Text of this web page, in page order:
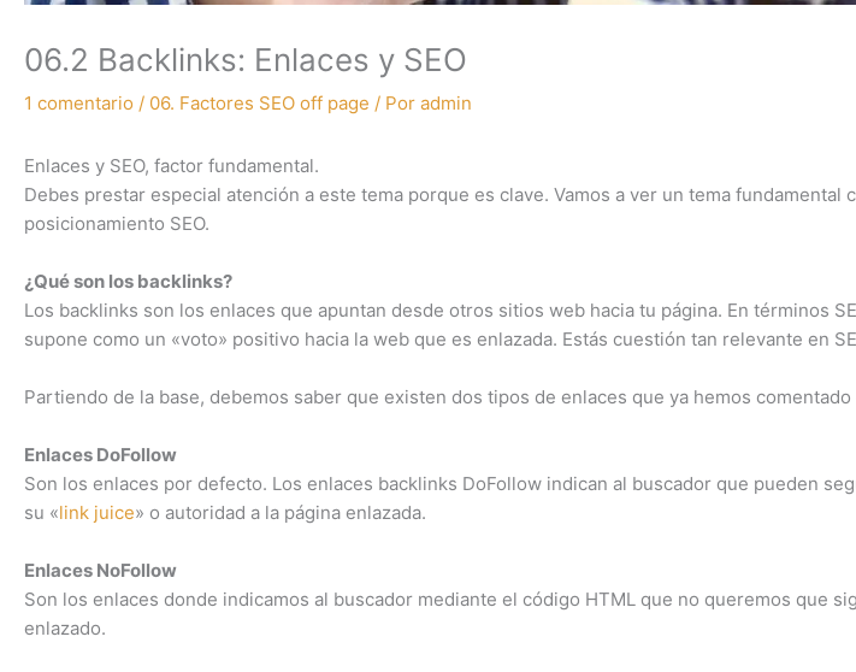
06.2 Backlinks: Enlaces y SEO
1 comentario / 06. Factores SEO off page / Por admin
Enlaces y SEO, factor fundamental.
Debes prestar especial atención a este tema porque es clave. Vamos a ver un tema
posicionamiento SEO.
¿Qué son los backlinks?
Los backlinks son los enlaces que apuntan desde otros sitios web hacia tu página. En términos
supone como un «voto» positivo hacia la web que es enlazada. Estás cuestión tan relevante en
Partiendo de la base, debemos saber que existen dos tipos de enlaces que ya hemos
Enlaces DoFollow
Son los enlaces por defecto. Los enlaces backlinks DoFollow indican al buscador que pueden
su «link juice» o autoridad a la página enlazada.
Enlaces NoFollow
Son los enlaces donde indicamos al buscador mediante el código HTML que no queremos que
enlazado.